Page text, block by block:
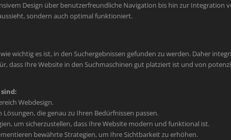
Design über benutzerfreundliche Navigation bis hin zur Integration
sondern auch optimal funktioniert.
wichtig es ist, in den Suchergebnissen gefunden zu werden. Daher
dass Ihre Website in den Suchmaschinen gut platziert ist und von
Webdesign.
die genau zu Ihren Bedürfnissen passen.
um sicherzustellen, dass Ihre Website modern und funktional ist.
bewährte Strategien, um Ihre Sichtbarkeit zu erhöhen.